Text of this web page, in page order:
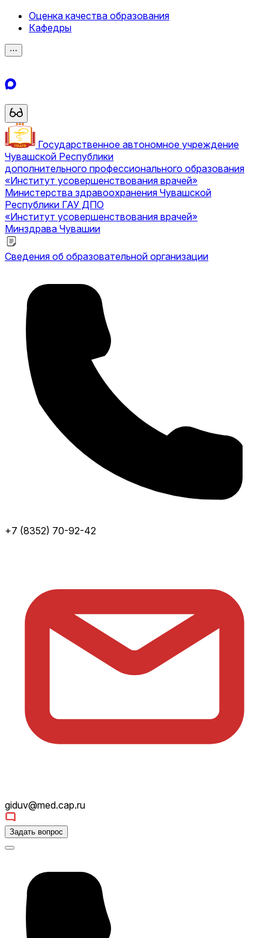
Оценка качества образования
Кафедры
⋯
Государственное автономное учреждение
Чувашской Республики
дополнительного профессионального образования
«Институт усовершенствования врачей»
Министерства здравоохранения Чувашской
Республики ГАУ ДПО
«Институт усовершенствования врачей»
Минздрава Чувашии
Сведения об образовательной организации
+7 (8352) 70-92-42
giduv@med.cap.ru
Задать вопрос